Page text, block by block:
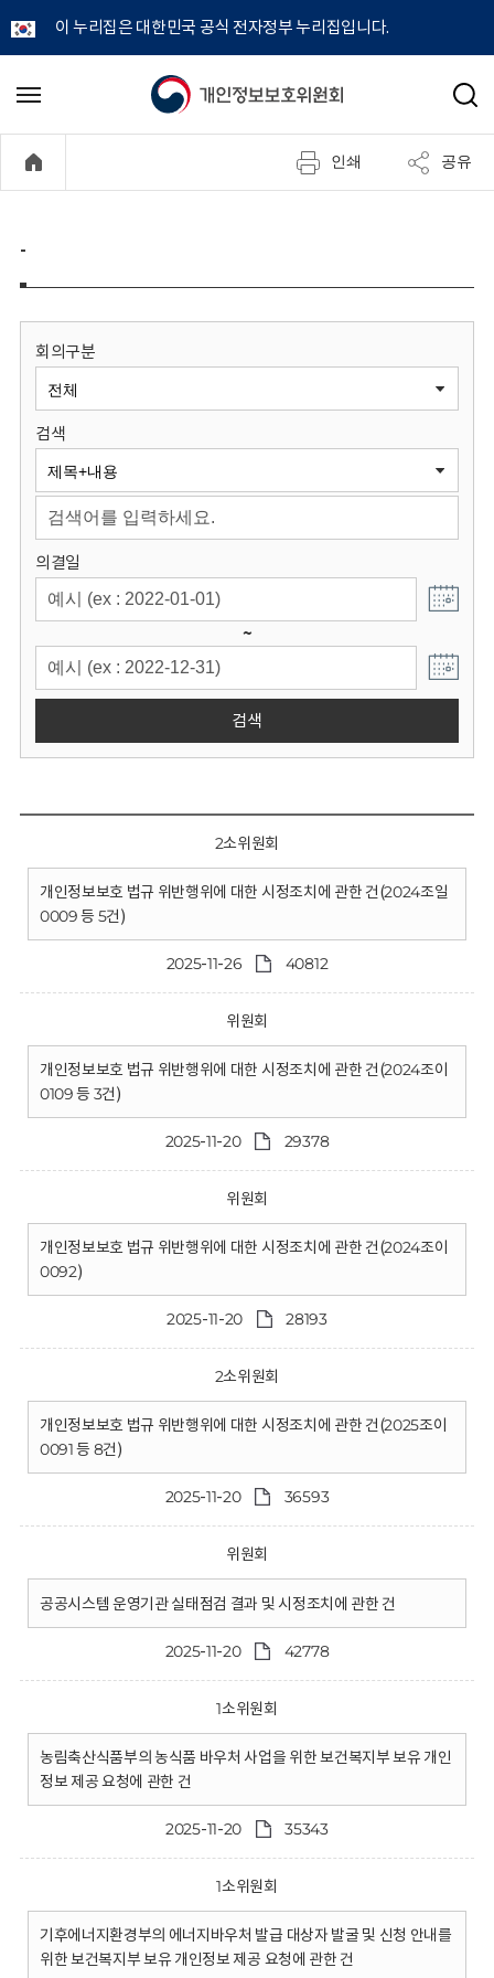
이 누리집은 대한민국 공식 전자정부 누리집입니다.
개
정
보
원
회
메
기
검
인쇄 공유
-
회의구분
검색
의결일
~
검색
2소위원회
개인정보보호 법규 위반행위에 대한 시정조치에 관한 건(2024조일
0009 등 5건)
2025-11-26 40812
위원회
개인정보보호 법규 위반행위에 대한 시정조치에 관한 건(2024조이
0109 등 3건)
2025-11-20 29378
위원회
개인정보보호 법규 위반행위에 대한 시정조치에 관한 건(2024조이
0092)
2025-11-20 28193
2소위원회
개인정보보호 법규 위반행위에 대한 시정조치에 관한 건(2025조이
0091 등 8건)
2025-11-20 36593
위원회
공공시스템 운영기관 실태점검 결과 및 시정조치에 관한 건
2025-11-20 42778
1소위원회
농림축산식품부의 농식품 바우처 사업을 위한 보건복지부 보유 개인
정보 제공 요청에 관한 건
2025-11-20 35343
1소위원회
기후에너지환경부의 에너지바우처 발급 대상자 발굴 및 신청 안내를
위한 보건복지부 보유 개인정보 제공 요청에 관한 건